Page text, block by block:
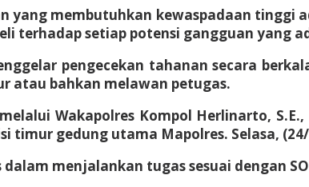
yang membutuhkan kewaspadaan
terhadap setiap potensi gangguan yang
pengecekan tahanan secara
atau bahkan melawan petugas.
Wakapolres Kompol Herlinarto,
timur gedung utama Mapolres. Selasa,
menjalankan tugas sesuai dengan